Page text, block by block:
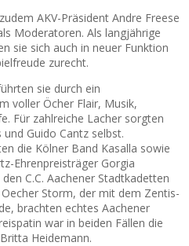
AKV-Präsident Andre Freese
Moderatoren. Als langjährige
sie sich auch in neuer Funktion
zurecht.
sie durch ein
voller Öcher Flair, Musik,
Für zahlreiche Lacher sorgten
Guido Cantz selbst.
die Kölner Band Kasalla sowie
Ehrenpreisträger Gorgia
C.C. Aachener Stadtkadetten
Storm, der mit dem Zentis-
brachten echtes Aachener
war in beiden Fällen die
Heidemann.